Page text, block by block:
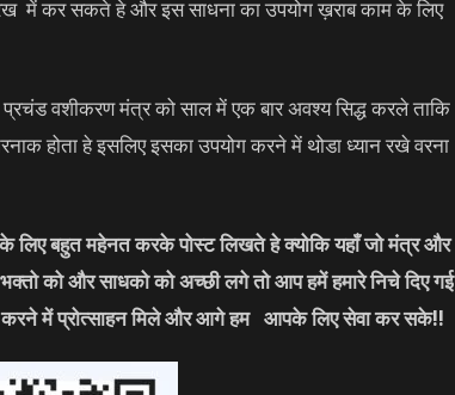
में कर सकते हे और इस साधना का उपयोग ख़राब काम के लिए
वशीकरण मंत्र को साल में एक बार अवश्य सिद्ध करले ताकि
होता हे इसलिए इसका उपयोग करने में थोडा ध्यान रखे वरना
लिए बहुत महेनत करके पोस्ट लिखते हे क्योकि यहाँ जो मंत्र और
भक्तो को और साधको को अच्छी लगे तो आप हमें हमारे निचे दिए गई
में प्रोत्साहन मिले और आगे हम आपके लिए सेवा कर सके!!